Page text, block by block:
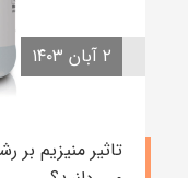
۲ آبان ۱۴۰۳
تاثیر منیزیم